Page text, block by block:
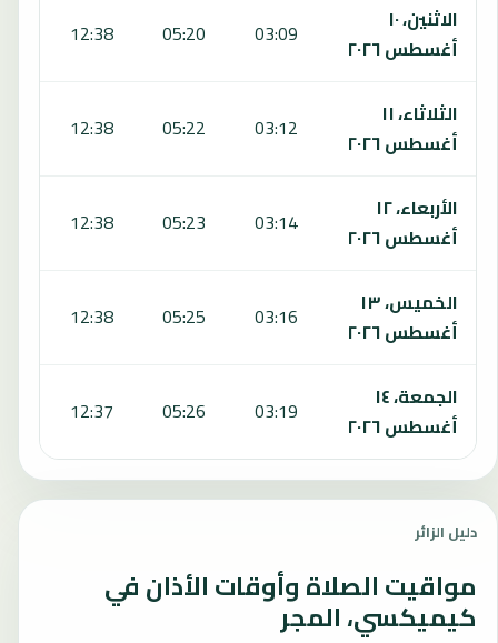
الاثنين، ١٠
أغسطس ٢٠٢٦
03:09
05:20
12:38
الثلاثاء، ١١
أغسطس ٢٠٢٦
03:12
05:22
12:38
الأربعاء، ١٢
أغسطس ٢٠٢٦
03:14
05:23
12:38
الخميس، ١٣
أغسطس ٢٠٢٦
03:16
05:25
12:38
الجمعة، ١٤
أغسطس ٢٠٢٦
03:19
05:26
12:37
دليل الزائر
مواقيت الصلاة وأوقات الأذان في
كيميكسي، المجر